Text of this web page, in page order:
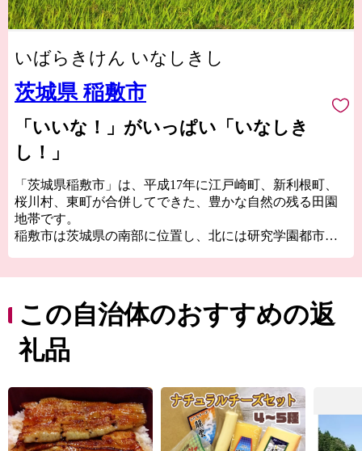
いばらきけん いなしきし
茨城県 稲敷市
「いいな！」がいっぱい「いなしき
し！」
「茨城県稲敷市」は、平成17年に江戸崎町、新利根町、
桜川村、東町が合併してできた、豊かな自然の残る田園
地帯です。
稲敷市は茨城県の南部に位置し、北には研究学園都市
上しています。
稲敷市を離れて、頑張っている方はもちろん、稲敷市に
親しみや共感を持ってくださっている方、少しでも稲敷
市の返礼品に興味をお持ちの方も、「稲敷市ふるさと応
とを心よりお待ちしております。
寄附者様には、私たち稲敷市より「感謝のキモチ」とし
て市の特産品である”農産物”や、”体験型チケット”など
の"お礼の品"を真心こめてお送りいたします。
この自治体のおすすめの返
礼品